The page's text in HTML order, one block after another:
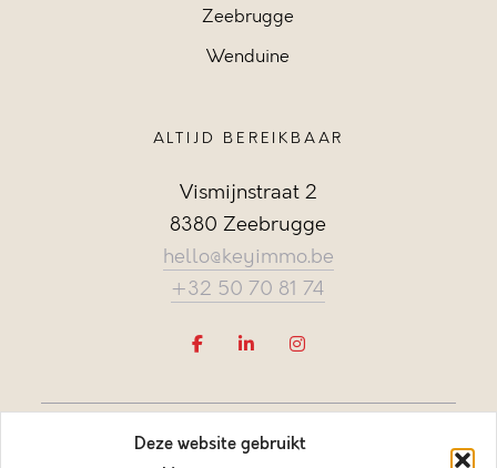
Deze website gebruikt
Zeebrugge
Wenduine
ALTIJD BEREIKBAAR
Vismijnstraat 2
8380 Zeebrugge
hello@keyimmo.be
+32 50 70 81 74